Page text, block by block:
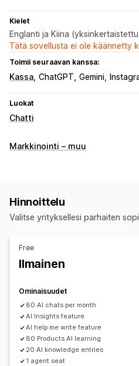
Kielet
Englanti ja Kiina
Tätä sovellusta ei ole käännetty
Toimii seuraavan kanssa:
Kassa ChatGPT Gemini
Luokat
Chatti
Reaaliaikaiset viestit
Automaattiset vastaukset
Tuotesuositukset
Mukautukset
Tervetuloviestit
Markkinointi – muu
Hinnoittelu
Valitse yrityksellesi parhaiten
Free
Ilmainen
Ominaisuudet
80 AI chats per month
AI Insights feature
AI help me write feature
80 Products AI learning
20 AI knowledge entries
1 agent seat